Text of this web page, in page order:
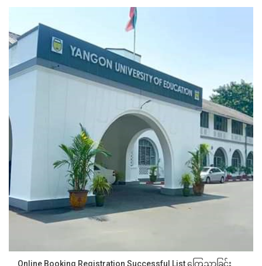
Online Booking Registration Successful List ကြေညာခြင်း